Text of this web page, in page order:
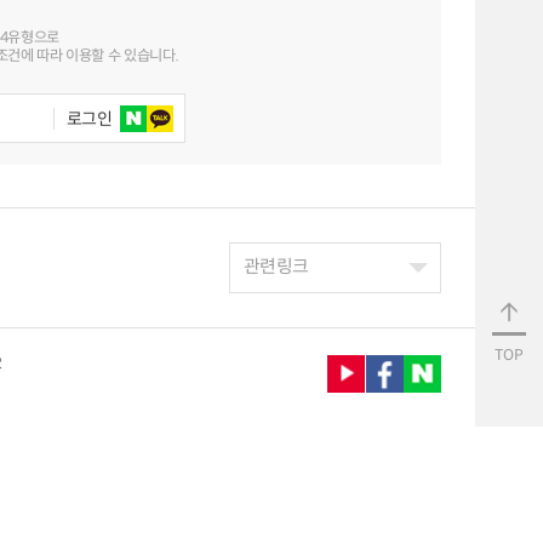
유형으로
에 따라 이용할 수 있습니다.
로그인
관련링크
TOP